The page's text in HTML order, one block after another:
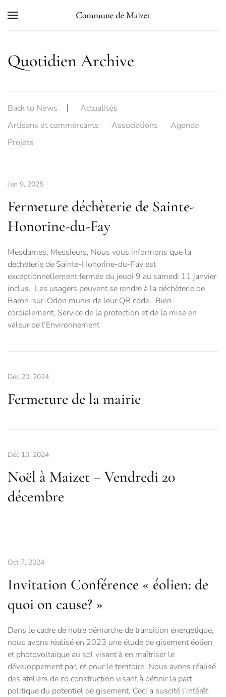
Quotidien Archive
Back to News
Actualités
Artisans et commercants
Associations
Agenda
Projets
Jan 9, 2025
Fermeture déchèterie de Sainte-
Honorine-du-Fay
Mesdames, Messieurs, Nous vous informons que la
déchèterie de Sainte-Honorine-du-Fay est
exceptionnellement fermée du jeudi 9 au samedi 11 janvier
inclus. Les usagers peuvent se rendre à la déchèterie de
Baron-sur-Odon munis de leur QR code. Bien
cordialement, Service de la protection et de la mise en
valeur de l’Environnement
Déc 20, 2024
Fermeture de la mairie
Déc 10, 2024
Noël à Maizet – Vendredi 20
décembre
Oct 7, 2024
Invitation Conférence « éolien: de
quoi on cause? »
Dans le cadre de notre démarche de transition énergétique,
nous avons réalisé en 2023 une étude de gisement éolien
et photovoltaïque au sol visant à en maîtriser le
développement par, et pour le territoire. Nous avons réalisé
des ateliers de co construction visant à définir la part
politique du potentiel de gisement. Ceci a suscité l’intérêt